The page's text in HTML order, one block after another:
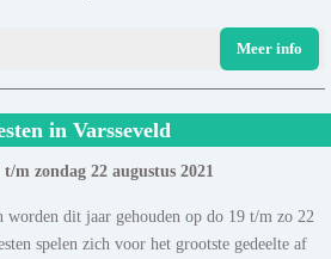
Meer info
in Varsseveld
m zondag 22 augustus 2021
worden dit jaar gehouden op do 19 t/m zo 22
spelen zich voor het grootste gedeelte af